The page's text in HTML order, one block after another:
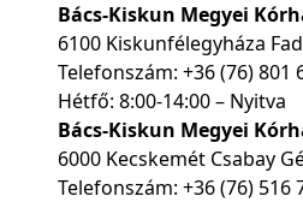
Bács-Kiskun Megyei
6100 Kiskunfélegyháza
Telefonszám: +36 (76) 801
Hétfő: 8:00-14:00 – Nyitva
Bács-Kiskun Megyei
6000 Kecskemét Csabay
Telefonszám: +36 (76) 516